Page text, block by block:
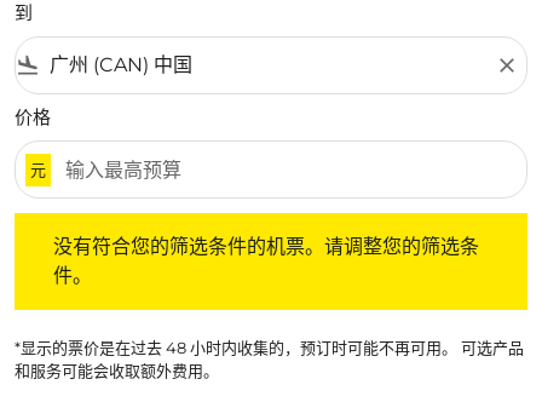
到
flight_land close
价格
元
没有符合您的筛选条件的机票。请调整您的筛选条
件。
*显示的票价是在过去 48 小时内收集的，预订时可能不再可用。 可选产品
和服务可能会收取额外费用。